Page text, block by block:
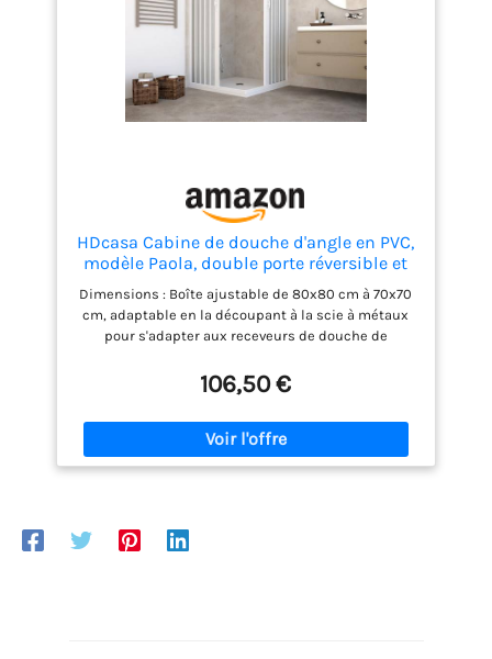
HDcasa Cabine de douche d'angle en PVC,
modèle Paola, double porte réversible et
réductible, ouverture latérale avec profilés
blancs, cabine gain place fabriquée Italie,
blanc 80 x 185 cm (hauteur)
Dimensions : Boîte ajustable de 80x80 cm à 70x70
cm, adaptable en la découpant à la scie à métaux
pour s'adapter aux receveurs de douche de
haute qualité en résine PVC anticalcaire, recyclable,
durable et robuste, avec une large ouverture
accordéon pour un accès facile. Fabriquée en Italie.
Fonctionnalités : Hydrofuge, il facilite l'écoulement
de l'eau, empêchant ainsi les incrustations et les
résistant à la corrosion, avec des instructions de
106,50 €